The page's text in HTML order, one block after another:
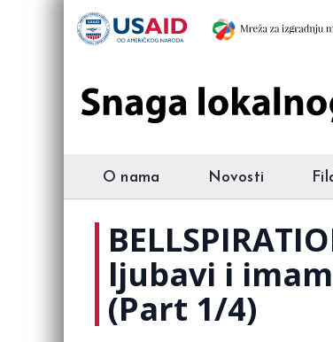
O nama Novosti
ljubavi i
(Part 1/4)